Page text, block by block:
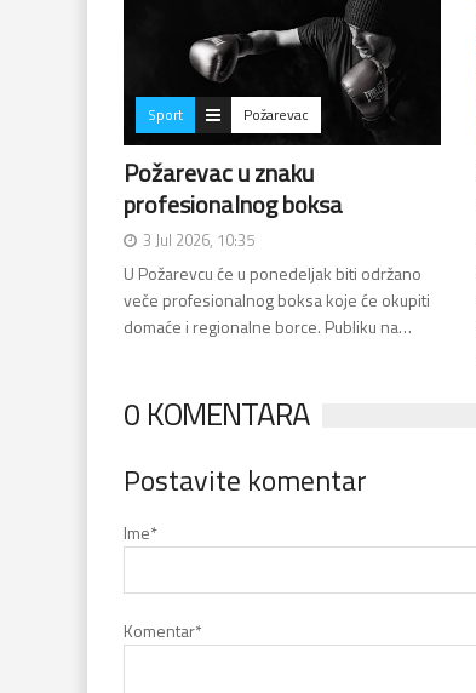
Sport Požarevac
Požarevac u znaku
profesionalnog boksa
3 Jul 2026, 10:35
U Požarevcu će u ponedeljak biti održano
veče profesionalnog boksa koje će okupiti
domaće i regionalne borce. Publiku na…
0 KOMENTARA
Postavite komentar
Ime*
Komentar*